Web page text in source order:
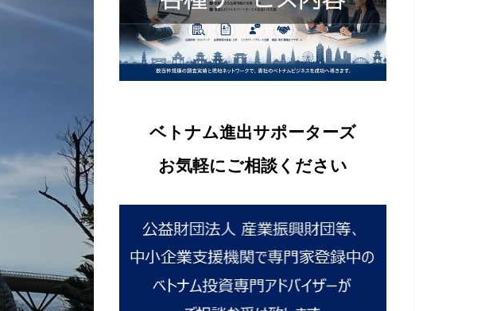
ベトナム進出サポーターズ
お気軽にご相談ください